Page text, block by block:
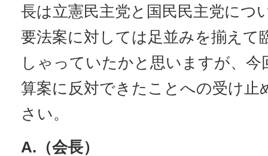
長は立憲民主党と国民民主党につ
要法案に対しては足並みを揃えて
しゃっていたかと思いますが、今
算案に反対できたことへの受け止
さい。
A.（会長）